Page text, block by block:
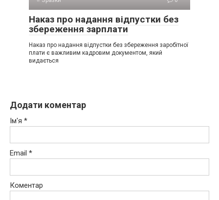
Наказ про надання відпустки без
збереження зарплати
Наказ про надання відпустки без збереження заробітної
плати є важливим кадровим документом, який
видається
Додати коментар
Ім'я *
Email *
Коментар